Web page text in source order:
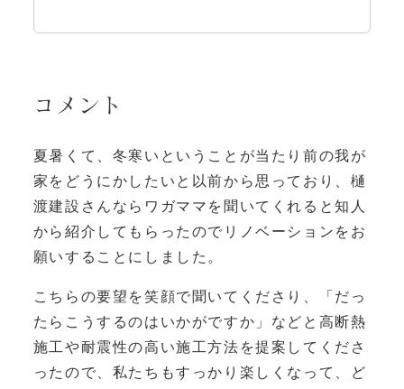
コメント
夏暑くて、冬寒いということが当たり前の我が
家をどうにかしたいと以前から思っており、樋
渡建設さんならワガママを聞いてくれると知人
から紹介してもらったのでリノベーションをお
願いすることにしました。
こちらの要望を笑顔で聞いてくださり、「だっ
たらこうするのはいかがですか」などと高断熱
施工や耐震性の高い施工方法を提案してくださ
ったので、私たちもすっかり楽しくなって、ど